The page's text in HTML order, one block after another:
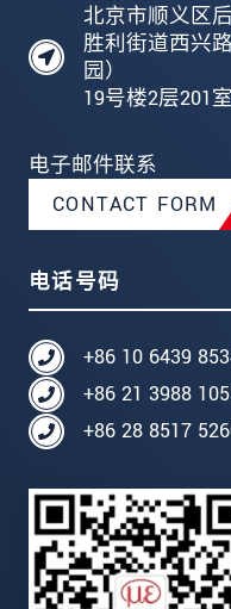
北京市顺义区
胜利街道西兴
园）
19号楼2层201
电子邮件联系
CONTACT FORM
电话号码
+86 10 6439
+86 21 3988
+86 28 8517